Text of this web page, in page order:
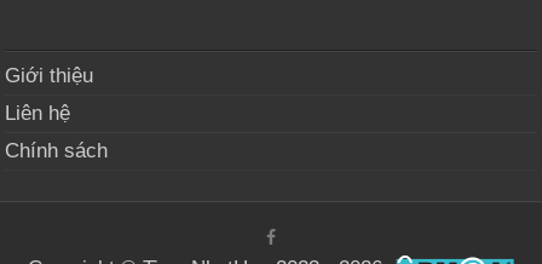
Giới thiệu
Liên hệ
Chính sách